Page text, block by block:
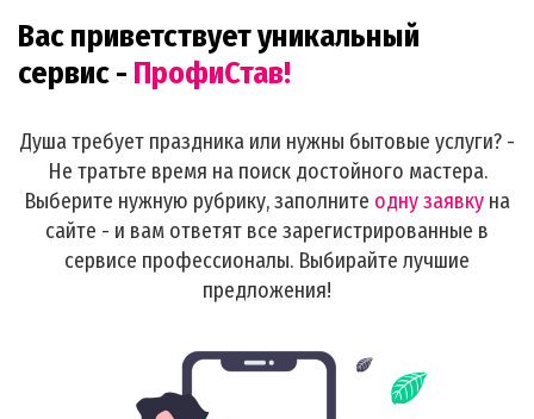
Вас приветствует уникальный
сервис - ПрофиСтав!
Душа требует праздника или нужны бытовые услуги? -
Не тратьте время на поиск достойного мастера.
Выберите нужную рубрику, заполните одну заявку на
сайте - и вам ответят все зарегистрированные в
сервисе профессионалы. Выбирайте лучшие
предложения!